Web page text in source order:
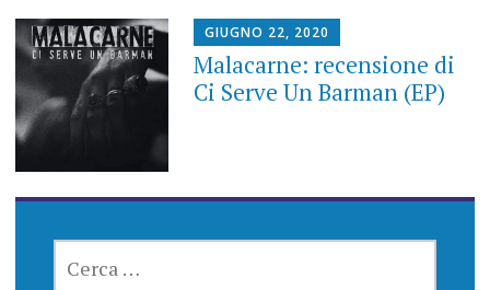
GIUGNO 22, 2020
Malacarne: recensione di
Ci Serve Un Barman (EP)
PER: